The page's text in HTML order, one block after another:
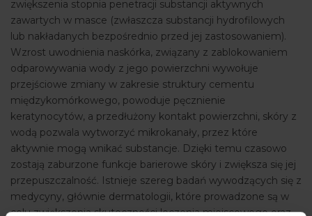
zwiększenia stopnia penetracji substancji aktywnych
zawartych w masce (zwłaszcza substancji hydrofilowych
lub nakładanych bezpośrednio przed jej zastosowaniem).
Wzrost uwodnienia naskórka, związany z zablokowaniem
odparowywania wody z jego powierzchni wywołuje
przejściowe zmiany w zakresie struktury cementu
międzykomórkowego, powoduje pęcznienie
keratynocytów, a przedłużony kontakt powierzchni, skóry z
wodą pozwala wytworzyć mikrokanały, przez które
aktywnie mogą wnikać substancje. Dzięki temu czasowo
zostają zaburzone funkcje barierowe skóry i zwiększa się jej
przepuszczalność. Istnieje szereg badań wywodzących się z
medycyny, głównie dermatologii, które prowadzone są w
celu zwiększenia skuteczności leczenia miejscowego oraz